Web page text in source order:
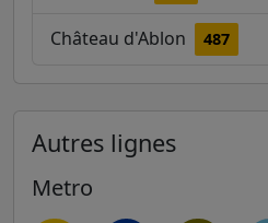
Château d'Ablon 487
Autres lignes
Metro